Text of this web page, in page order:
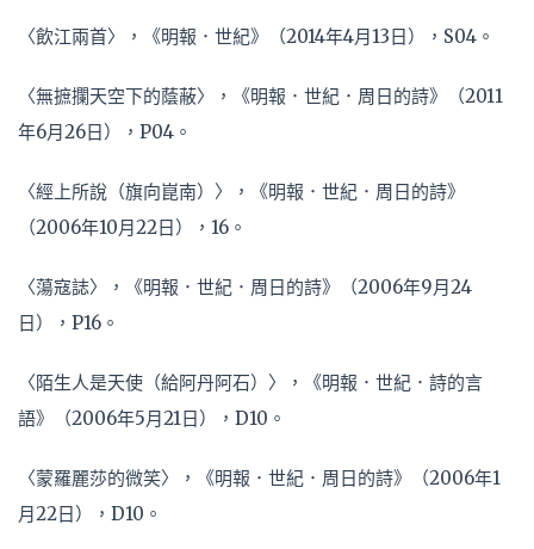
〈飲江兩首〉，《明報．世紀》（2014年4月13日），S04。
〈無摭攔天空下的蔭蔽〉，《明報．世紀．周日的詩》（2011
年6月26日），P04。
〈經上所說（旗向崑南）〉，《明報．世紀．周日的詩》
（2006年10月22日），16。
〈蕩寇誌〉，《明報．世紀．周日的詩》（2006年9月24
日），P16。
〈陌生人是天使（給阿丹阿石）〉，《明報．世紀．詩的言
語》（2006年5月21日），D10。
〈蒙羅麗莎的微笑〉，《明報．世紀．周日的詩》（2006年1
月22日），D10。